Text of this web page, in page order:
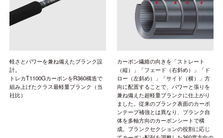
軽さとパワーを兼ね備えたブランク設
計。
トレカT1100GカーボンをR360構造で
組み上げたクラス最軽量ブランク（当
社比）
カーボン繊維の向きを「ストレート
（縦）」「フェード（右斜め）」「ド
ロー（左斜め）」「サイド（横）」方
向に配置することで、パワーと張りを
兼ね備えた超軽量ブランクに仕上がり
ました。従来のブランク表面のカーボ
ンテープ補強とは異なり、ブランク自
体を多軸方向のカーボンシートで構
成。ブランクセクションの役割に応じ